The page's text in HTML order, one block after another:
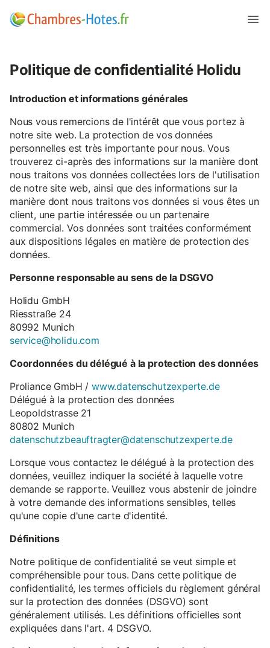
Politique de confidentialité Holidu
Introduction et informations générales
Nous vous remercions de l'intérêt que vous portez à
notre site web. La protection de vos données
personnelles est très importante pour nous. Vous
trouverez ci-après des informations sur la manière dont
nous traitons vos données collectées lors de l'utilisation
de notre site web, ainsi que des informations sur la
manière dont nous traitons vos données si vous êtes un
client, une partie intéressée ou un partenaire
commercial. Vos données sont traitées conformément
aux dispositions légales en matière de protection des
données.
Personne responsable au sens de la DSGVO
Holidu GmbH
Riesstraße 24
80992 Munich
service@holidu.com
Coordonnées du délégué à la protection des données
Proliance GmbH /www.datenschutzexperte.de
Délégué à la protection des données
Leopoldstrasse 21
80802 Munich
datenschutzbeauftragter@datenschutzexperte.de
Lorsque vous contactez le délégué à la protection des
données, veuillez indiquer la société à laquelle votre
demande se rapporte. Veuillez vous abstenir de joindre
à votre demande des informations sensibles, telles
qu'une copie d'une carte d'identité.
Définitions
Notre politique de confidentialité se veut simple et
compréhensible pour tous. Dans cette politique de
confidentialité, les termes officiels du règlement général
sur la protection des données (DSGVO) sont
généralement utilisés. Les définitions officielles sont
expliquées dans l'art. 4 DSGVO.